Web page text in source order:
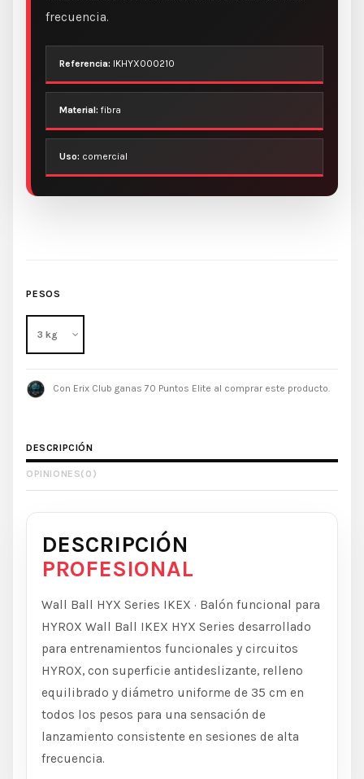
frecuencia.
Referencia: IKHYX000210
Material: fibra
Uso: comercial
PESOS
Con Erix Club ganas 70 Puntos Elite al comprar este producto.
DESCRIPCIÓN
OPINIONES(0)
DESCRIPCIÓN
PROFESIONAL
Wall Ball HYX Series IKEX · Balón funcional para
HYROX Wall Ball IKEX HYX Series desarrollado
para entrenamientos funcionales y circuitos
HYROX, con superficie antideslizante, relleno
equilibrado y diámetro uniforme de 35 cm en
todos los pesos para una sensación de
lanzamiento consistente en sesiones de alta
frecuencia.